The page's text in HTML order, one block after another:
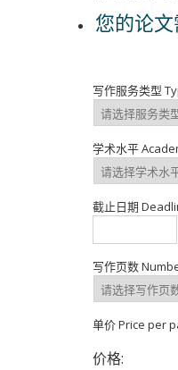
您的论
写作服务类型
学术水平
截止日期
写作页数
单价 Price per
价格: